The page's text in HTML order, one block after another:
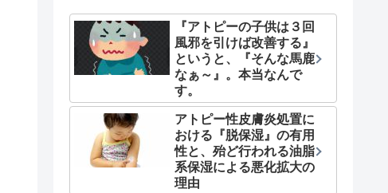
『アトピーの子供は３回
風邪を引けば改善する』
というと、『そんな馬鹿
なぁ～』。本当なんで
す。
アトピー性皮膚炎処置に
おける『脱保湿』の有用
性と、殆ど行われる油脂
系保湿による悪化拡大の
理由